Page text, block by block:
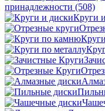
принадлежности (508)
Круги